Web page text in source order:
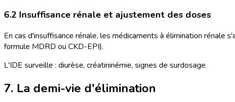
6.2 Insuffisance rénale et ajustement des doses
En cas d'insuffisance rénale, les médicaments à élimination rénale
formule MDRD ou CKD-EPI).
L'IDE surveille : diurèse, créatininémie, signes de surdosage.
7. La demi-vie d'élimination